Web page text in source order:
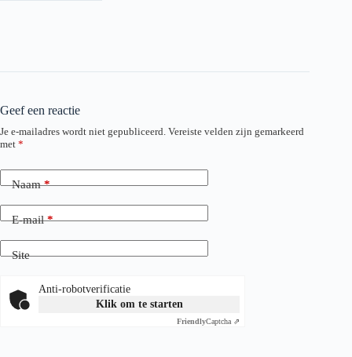
Geef een reactie
Je e-mailadres wordt niet gepubliceerd. Vereiste velden zijn gemarkeerd
met *
Naam*
E-mail*
Site
Anti-robotverificatie
Klik om te starten
FriendlyCaptcha ⇗